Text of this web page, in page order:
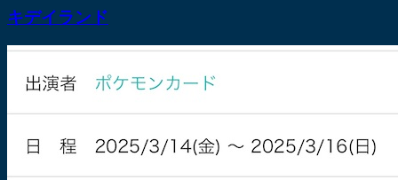
キデイランド